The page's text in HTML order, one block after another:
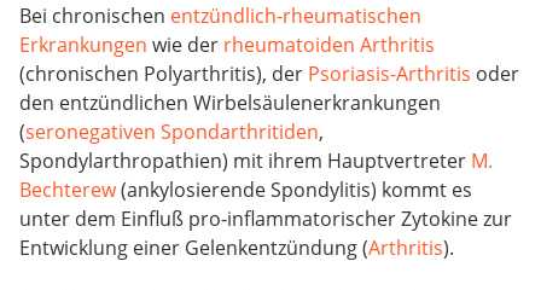
Bei chronischen entzündlich-rheumatischen
Erkrankungen wie der rheumatoiden Arthritis
(chronischen Polyarthritis), der Psoriasis-Arthritis oder
den entzündlichen Wirbelsäulenerkrankungen
(seronegativen Spondarthritiden,
Spondylarthropathien) mit ihrem Hauptvertreter M.
Bechterew(ankylosierende Spondylitis) kommt es
unter dem Einfluß pro-inflammatorischer Zytokine zur
Entwicklung einer Gelenkentzündung (Arthritis).